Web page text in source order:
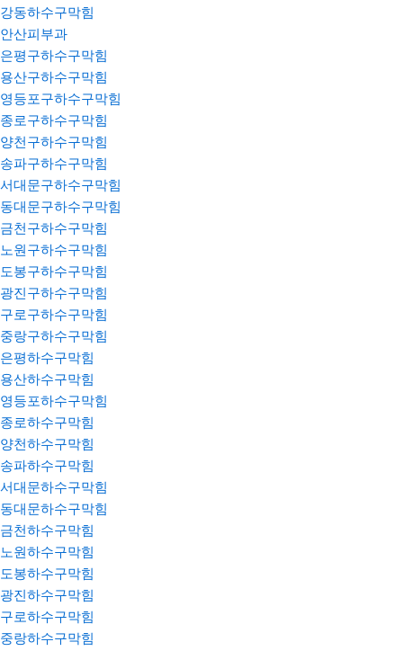
강동하수구막힘
안산피부과
은평구하수구막힘
용산구하수구막힘
영등포구하수구막힘
종로구하수구막힘
양천구하수구막힘
송파구하수구막힘
서대문구하수구막힘
동대문구하수구막힘
금천구하수구막힘
노원구하수구막힘
도봉구하수구막힘
광진구하수구막힘
구로구하수구막힘
중랑구하수구막힘
은평하수구막힘
용산하수구막힘
영등포하수구막힘
종로하수구막힘
양천하수구막힘
송파하수구막힘
서대문하수구막힘
동대문하수구막힘
금천하수구막힘
노원하수구막힘
도봉하수구막힘
광진하수구막힘
구로하수구막힘
중랑하수구막힘